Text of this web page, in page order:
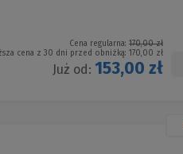
Cena regularna: 170,00 zł
cena z 30 dni przed obniżką: 170,00 zł
Już od: 153,00 zł